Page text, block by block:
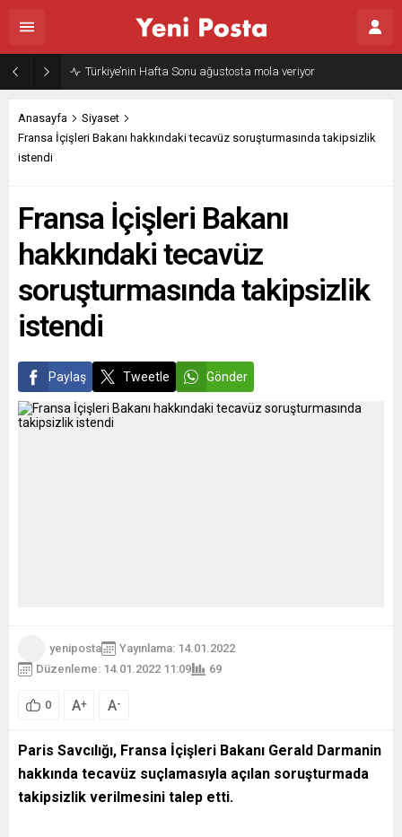
Türkiye’nin Hafta Sonu ağustosta mola veriyor
Anasayfa
Siyaset
Fransa İçişleri Bakanı hakkındaki tecavüz soruşturmasında takipsizlik
istendi
Fransa İçişleri Bakanı
hakkındaki tecavüz
soruşturmasında takipsizlik
istendi
Paylaş Tweetle Gönder
yeniposta
Yayınlama: 14.01.2022
Düzenleme: 14.01.2022 11:09
69
0 A+ A-
Paris Savcılığı, Fransa İçişleri Bakanı Gerald Darmanin
hakkında tecavüz suçlamasıyla açılan soruşturmada
takipsizlik verilmesini talep etti.